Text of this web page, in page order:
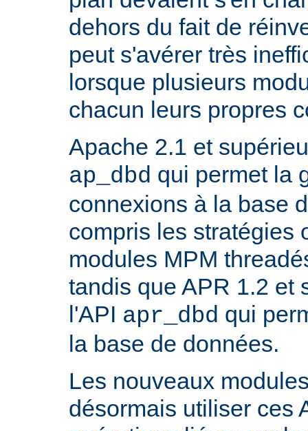
dehors du fait de
peut s'avérer très
lorsque plusieurs
chacun leurs propres
Apache 2.1 et
ap_dbd qui permet la
connexions à la base
compris les stratégies
modules MPM
tandis que APR 1.2 et
l'API apr_dbd qui
la base de données.
Les nouveaux
désormais utiliser ces